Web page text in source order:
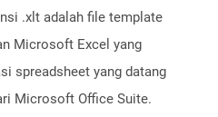
.xlt adalah file template
Microsoft Excel yang
spreadsheet yang datang
Microsoft Office Suite.